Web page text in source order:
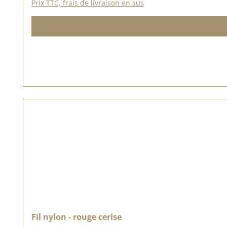
Prix TTC, frais de livraison en sus
Fil nylon - rouge cerise